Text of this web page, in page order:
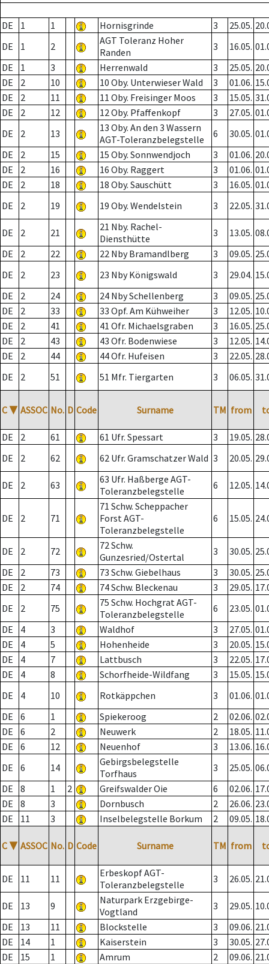
DE 1 1 Hornisgrinde 3 25.05.
DE
1 2
AGT Toleranz Hoher
Randen
3 16.05.
DE
1 3 Herrenwald 3 25.05.
DE
2 10 10 Oby. Unterwieser Wald 3 01.06.
DE
2 11 11 Oby. Freisinger Moos 3 15.05.
DE
2 12 12 Oby. Pfaffenkopf 3 27.05.
DE
2 13
13 Oby. An den 3 Wassern
AGT-Toleranzbelegstelle
6 30.05.
DE
2 15 15 Oby. Sonnwendjoch 3 01.06.
DE
2 16 16 Oby. Raggert 3 01.06.
DE
2 18 18 Oby. Sauschütt 3 16.05.
DE
2 19 19 Oby. Wendelstein 3 22.05.
DE 2 21
21 Nby. Rachel-
Diensthütte
3 13.05.
DE
2 22 22 Nby Bramandlberg 3 09.05.
DE
2 23 23 Nby Königswald 3 29.04.
DE
2 24 24 Nby Schellenberg 3 09.05.
DE
2 33 33 Opf. Am Kühweiher 3 12.05.
DE
2 41 41 Ofr. Michaelsgraben 3 16.05.
DE
2 43 43 Ofr. Bodenwiese 3 12.05.
DE
2 44 44 Ofr. Hufeisen 3 22.05.
DE
2 51 51 Mfr. Tiergarten 3 06.05.
C ▼ ASSOC No. D Code Surname TM from
DE 2 61 61 Ufr. Spessart 3 19.05.
DE
2 62 62 Ufr. Gramschatzer Wald 3 20.05.
DE 2 63
63 Ufr. Haßberge AGT-
Toleranzbelegstelle
6 12.05.
DE 2 71
71 Schw. Scheppacher
Forst AGT-
Toleranzbelegstelle
6 15.05.
DE 2 72
72 Schw.
Gunzesried/Ostertal
3 30.05.
DE
2 73 73 Schw. Giebelhaus 3 30.05.
DE
2 74 74 Schw. Bleckenau 3 29.05.
DE
2 75
75 Schw. Hochgrat AGT-
Toleranzbelegstelle
6 23.05.
DE
4 3 Waldhof 3 27.05.
DE
4 5 Hohenheide 3 20.05.
DE
4 7 Lattbusch 3 22.05.
DE
4 8 Schorfheide-Wildfang 3 15.05.
DE
4 10 Rotkäppchen 3 01.06.
DE
6 1 Spiekeroog 2 02.06.
DE
6 2 Neuwerk 2 18.05.
DE
6 12 Neuenhof 3 13.06.
DE
6 14
Gebirgsbelegstelle
Torfhaus
3 25.05.
DE
8 1 2 Greifswalder Oie 6 02.06.
DE
8 3 Dornbusch 2 26.06.
DE
11 3 Inselbelegstelle Borkum 2 09.05.
C ▼ ASSOC No. D Code Surname TM from
DE 11 11
Erbeskopf AGT-
Toleranzbelegstelle
3 26.05.
DE 13 9
Naturpark Erzgebirge-
Vogtland
3 29.05.
DE
13 11 Blockstelle 3 09.06.
DE
14 1 Kaiserstein 3 30.05.
DE
15 1 Amrum 2 09.06.